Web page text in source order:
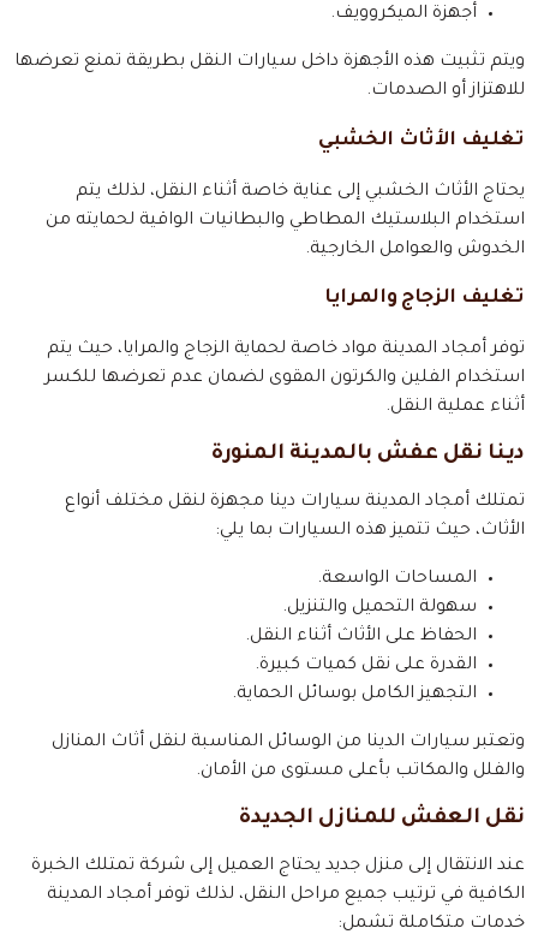
أجهزة الميكروويف.
ويتم تثبيت هذه الأجهزة داخل سيارات النقل بطريقة تمنع تعرضها
للاهتزاز أو الصدمات.
تغليف الأثاث الخشبي
يحتاج الأثاث الخشبي إلى عناية خاصة أثناء النقل، لذلك يتم
استخدام البلاستيك المطاطي والبطانيات الواقية لحمايته من
الخدوش والعوامل الخارجية.
تغليف الزجاج والمرايا
توفر أمجاد المدينة مواد خاصة لحماية الزجاج والمرايا، حيث يتم
استخدام الفلين والكرتون المقوى لضمان عدم تعرضها للكسر
أثناء عملية النقل.
دينا نقل عفش بالمدينة المنورة
تمتلك أمجاد المدينة سيارات دينا مجهزة لنقل مختلف أنواع
الأثاث، حيث تتميز هذه السيارات بما يلي:
المساحات الواسعة.
سهولة التحميل والتنزيل.
الحفاظ على الأثاث أثناء النقل.
القدرة على نقل كميات كبيرة.
التجهيز الكامل بوسائل الحماية.
وتعتبر سيارات الدينا من الوسائل المناسبة لنقل أثاث المنازل
والفلل والمكاتب بأعلى مستوى من الأمان.
نقل العفش للمنازل الجديدة
عند الانتقال إلى منزل جديد يحتاج العميل إلى شركة تمتلك الخبرة
الكافية في ترتيب جميع مراحل النقل، لذلك توفر أمجاد المدينة
خدمات متكاملة تشمل: